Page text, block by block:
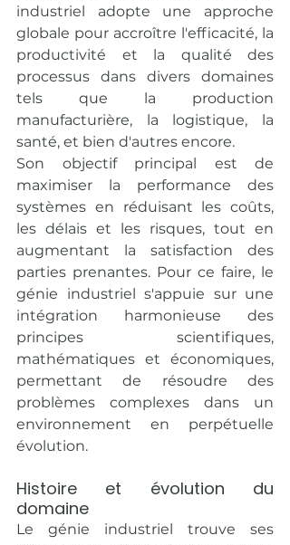
industriel adopte une approche
globale pour accroître l'efficacité, la
productivité et la qualité des
processus dans divers domaines
tels que la production
manufacturière, la logistique, la
santé, et bien d'autres encore.
Son objectif principal est de
maximiser la performance des
systèmes en réduisant les coûts,
les délais et les risques, tout en
augmentant la satisfaction des
parties prenantes. Pour ce faire, le
génie industriel s'appuie sur une
intégration harmonieuse des
principes scientifiques,
mathématiques et économiques,
permettant de résoudre des
problèmes complexes dans un
environnement en perpétuelle
évolution.
Histoire et évolution du
domaine
Le génie industriel trouve ses